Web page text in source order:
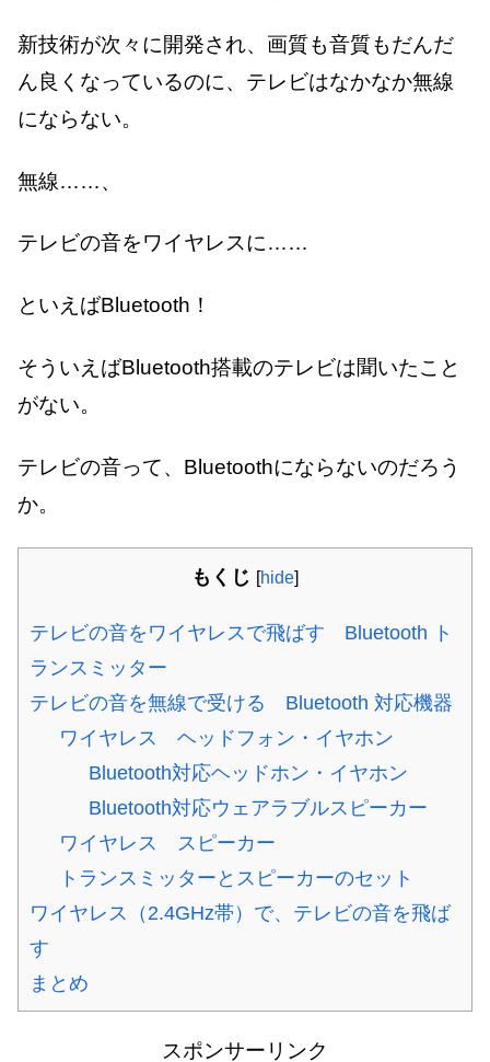
新技術が次々に開発され、画質も音質もだんだ
ん良くなっているのに、テレビはなかなか無線
にならない。
無線……、
テレビの音をワイヤレスに……
といえばBluetooth！
そういえばBluetooth搭載のテレビは聞いたこと
がない。
テレビの音って、Bluetoothにならないのだろう
か。
もくじ [hide]
テレビの音をワイヤレスで飛ばす Bluetooth ト
ランスミッター
テレビの音を無線で受ける Bluetooth 対応機器
ワイヤレス ヘッドフォン・イヤホン
Bluetooth対応ヘッドホン・イヤホン
Bluetooth対応ウェアラブルスピーカー
ワイヤレス スピーカー
トランスミッターとスピーカーのセット
ワイヤレス（2.4GHz帯）で、テレビの音を飛ば
す
まとめ
スポンサーリンク